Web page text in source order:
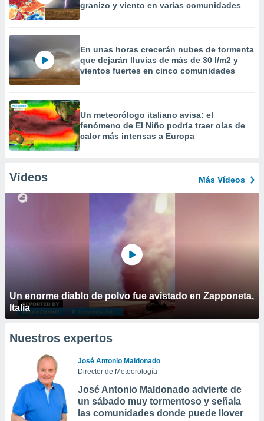
granizo y viento en varias comunidades
En unas horas crecerán nubes de tormenta
que dejarán lluvias de más de 30 l/m2 y
vientos fuertes en cinco comunidades
Un meteorólogo italiano avisa: el
fenómeno de El Niño podría traer olas de
calor más intensas a Europa
Vídeos Más Vídeos
Un enorme diablo de polvo fue avistado en Zapponeta,
Italia
Nuestros expertos
José Antonio Maldonado
Director de Meteorología
José Antonio Maldonado advierte de
un sábado muy tormentoso y señala
las comunidades donde puede llover